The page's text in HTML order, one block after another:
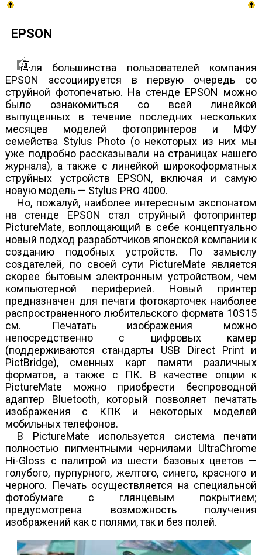
EPSON
ля большинства пользователей компания
EPSON ассоциируется в первую очередь со
струйной фотопечатью. На стенде EPSON можно
было ознакомиться со всей линейкой
выпущенных в течение последних нескольких
месяцев моделей фотопринтеров и МФУ
семейства Stylus Photo (о некоторых из них мы
уже подробно рассказывали на страницах нашего
журнала), а также с линейкой широкоформатных
струйных устройств EPSON, включая и самую
новую модель — Stylus PRO 4000.
Но, пожалуй, наиболее интересным экспонатом
на стенде EPSON стал струйный фотопринтер
PictureMate, воплощающий в себе концептуально
новый подход разработчиков японской компании к
созданию подобных устройств. По замыслу
создателей, по своей сути PictureMate является
скорее бытовым электронным устройством, чем
компьютерной периферией. Новый принтер
предназначен для печати фотокарточек наиболее
распространенного любительского формата 10Ѕ15
см. Печатать изображения можно
непосредственно с цифровых камер
(поддерживаются стандарты USB Direct Print и
PictBridge), сменных карт памяти различных
форматов, а также с ПК. В качестве опции к
PictureMate можно приобрести беспроводной
адаптер Bluetooth, который позволяет печатать
изображения с КПК и некоторых моделей
мобильных телефонов.
В PictureMate используется система печати
полностью пигментными чернилами UltraChrome
Hi-Gloss с палитрой из шести базовых цветов —
голубого, пурпурного, желтого, синего, красного и
черного. Печать осуществляется на специальной
фотобумаге с глянцевым покрытием;
предусмотрена возможность получения
изображений как с полями, так и без полей.